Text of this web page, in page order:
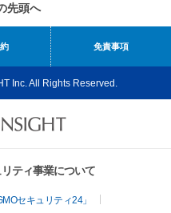
先頭へ
免責事項
Inc. All Rights Reserved.
ティ事業について
セキュリティ24」